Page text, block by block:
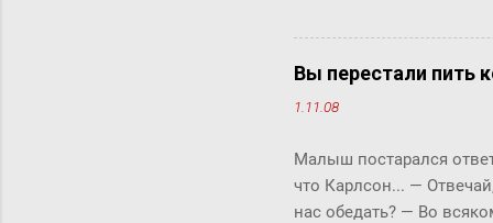
Вы перестали пить
1.11.08
Малыш постарался
что Карлсон... ―
нас обедать? ― Во